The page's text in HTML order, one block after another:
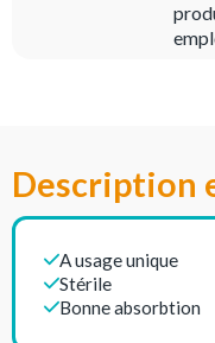
Description
A usage unique
Stérile
Bonne absorbtion